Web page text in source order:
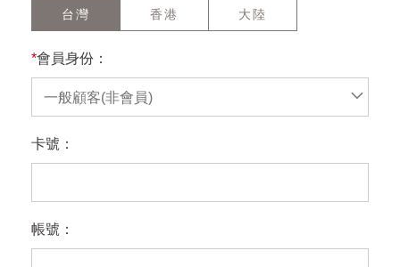
台灣 香港 大陸
*會員身份：
一般顧客(非會員)
卡號：
帳號：